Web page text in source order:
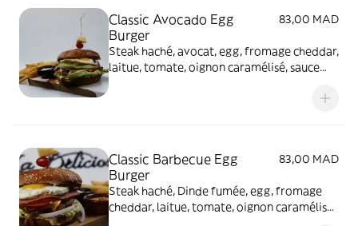
Classic Avocado Egg
Burger
83,00 MAD
Steak haché, avocat, egg, fromage cheddar,
laitue, tomate, oignon caramélisé, sauce
Classic Barbecue Egg
Burger
83,00 MAD
Steak haché, Dinde fumée, egg, fromage
cheddar, laitue, tomate, oignon caramélisé,